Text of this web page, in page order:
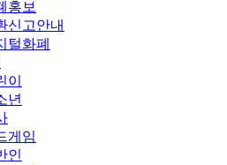
홍보
신고안내
털화폐
이
년
게임
인